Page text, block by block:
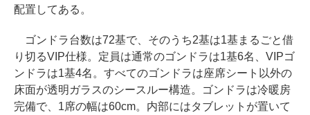
配置してある。
ゴンドラ台数は72基で、そのうち2基は1基まるごと借
り切るVIP仕様。定員は通常のゴンドラは1基6名、VIPゴ
ンドラは1基4名。すべてのゴンドラは座席シート以外の
床面が透明ガラスのシースルー構造。ゴンドラは冷暖房
完備で、1席の幅は60cm。内部にはタブレットが置いて